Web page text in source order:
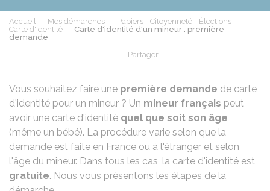
Accueil Mes démarches
Papiers - Citoyenneté - Élections
Carte d'identité
Carte d'identité d'un mineur : première
demande
Partager
Vous souhaitez faire une première demande de carte
d'identité pour un mineur ? Un mineur français peut
avoir une carte d'identité quel que soit son âge
(même un bébé). La procédure varie selon que la
demande est faite en France ou à l'étranger et selon
l'âge du mineur. Dans tous les cas, la carte d'identité est
gratuite. Nous vous présentons les étapes de la